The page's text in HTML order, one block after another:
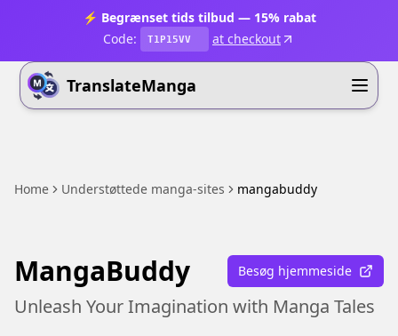
⚡ Begrænset tids tilbud — 15% rabat
Code:
T1P15VV at checkout
TranslateManga
Home Understøttede manga-sites mangabuddy
MangaBuddy Besøg hjemmeside
Unleash Your Imagination with Manga Tales